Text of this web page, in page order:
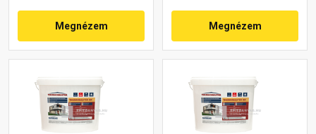
Megnézem Megnézem